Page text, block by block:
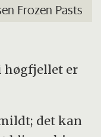
Frozen Pasts
siste nytt
anna
frå
høgfjellet er
det kan